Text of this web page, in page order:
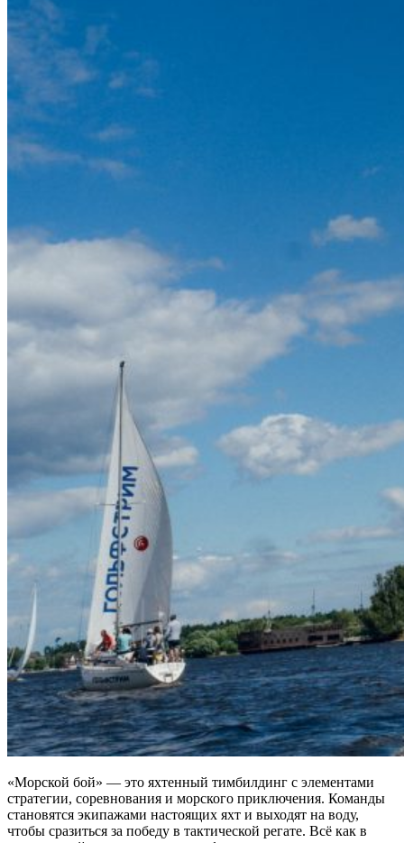
«Морской бой» — это яхтенный тимбилдинг с элементами
стратегии, соревнования и морского приключения. Команды
становятся экипажами настоящих яхт и выходят на воду,
чтобы сразиться за победу в тактической регате. Всё как в